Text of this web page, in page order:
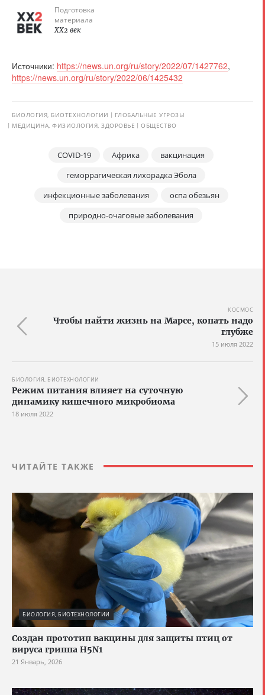
Подготовка
материала
XX2 век
Источники: https://news.un.org/ru/story/2022/07/1427762,
https://news.un.org/ru/story/2022/06/1425432
БИОЛОГИЯ, БИОТЕХНОЛОГИИ
ГЛОБАЛЬНЫЕ УГРОЗЫ
МЕДИЦИНА, ФИЗИОЛОГИЯ, ЗДОРОВЬЕ
ОБЩЕСТВО
COVID-19 Африка
вакцинация
геморрагическая лихорадка Эбола
инфекционные заболевания
оспа обезьян
природно-очаговые заболевания
КОСМОС
Чтобы найти жизнь на Марсе, копать надо
глубже
15 июля 2022
БИОЛОГИЯ, БИОТЕХНОЛОГИИ
Режим питания влияет на суточную
динамику кишечного микробиома
18 июля 2022
ЧИТАЙТЕ ТАКЖЕ
БИОЛОГИЯ, БИОТЕХНОЛОГИИ
Создан прототип вакцины для защиты птиц от
вируса гриппа H5N1
21 Январь, 2026